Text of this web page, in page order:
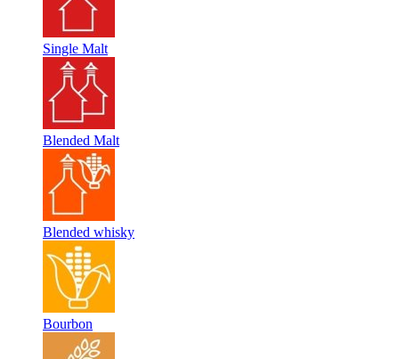
Single Malt
Blended Malt
Blended whisky
Bourbon